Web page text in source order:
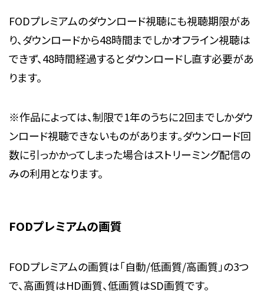
FODプレミアムのダウンロード視聴にも視聴期限があ
り、ダウンロードから48時間までしかオフライン視聴は
できず、48時間経過するとダウンロードし直す必要があ
ります。
※作品によっては、制限で1年のうちに2回までしかダウ
ンロード視聴できないものがあります。ダウンロード回
数に引っかかってしまった場合はストリーミング配信の
みの利用となります。
FODプレミアムの画質
FODプレミアムの画質は「自動/低画質/高画質」の3つ
で、高画質はHD画質、低画質はSD画質です。